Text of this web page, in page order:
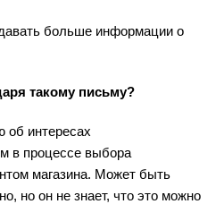
больше информации о
такому письму?
интересах
в процессе выбора
магазина. Может быть
но он не знает, что это можно